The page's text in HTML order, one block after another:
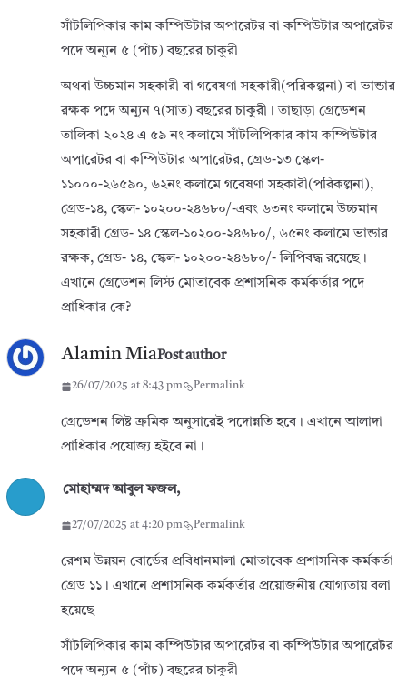
সাঁটলিপিকার কাম কম্পিউটার অপারেটর বা কম্পিউটার অপারেটর
পদে অন্যূন ৫ (পাঁচ) বছরের চাকুরী
অথবা উচ্চমান সহকারী বা গবেষণা সহকারী(পরিকল্পনা) বা ভান্ডার
রক্ষক পদে অন্যূন ৭(সাত) বছরের চাকুরী। তাছাড়া গ্রেডেশন
তালিকা ২০২৪ এ ৫৯ নং কলামে সাঁটলিপিকার কাম কম্পিউটার
অপারেটর বা কম্পিউটার অপারেটর, গ্রেড-১৩ স্কেল-
১১০০০-২৬৫৯০, ৬২নং কলামে গবেষণা সহকারী(পরিকল্পনা),
গ্রেড-১৪, স্কেল- ১০২০০-২৪৬৮০/-এবং ৬৩নং কলামে উচ্চমান
সহকারী গ্রেড- ১৪ স্কেল-১০২০০-২৪৬৮০/, ৬৫নং কলামে ভান্ডার
রক্ষক, গ্রেড- ১৪, স্কেল- ১০২০০-২৪৬৮০/- লিপিবদ্ধ রয়েছে।
এখানে গ্রেডেশন লিস্ট মোতাবেক প্রশাসনিক কর্মকর্তার পদে
প্রাধিকার কে?
Alamin MiaPost author
26/07/2025 at 8:43 pm Permalink
গ্রেডেশন লিষ্ট ক্রমিক অনুসারেই পদোন্নতি হবে। এখানে আলাদা
প্রাধিকার প্রযোজ্য হইবে না।
মোহাম্মদ আবুল ফজল,
27/07/2025 at 4:20 pm Permalink
রেশম উন্নয়ন বোর্ডের প্রবিধানমালা মোতাবেক প্রশাসনিক কর্মকর্তা
গ্রেড ১১। এখানে প্রশাসনিক কর্মকর্তার প্রয়োজনীয় যোগ্যতায় বলা
হয়েছে –
সাঁটলিপিকার কাম কম্পিউটার অপারেটর বা কম্পিউটার অপারেটর
পদে অন্যূন ৫ (পাঁচ) বছরের চাকুরী